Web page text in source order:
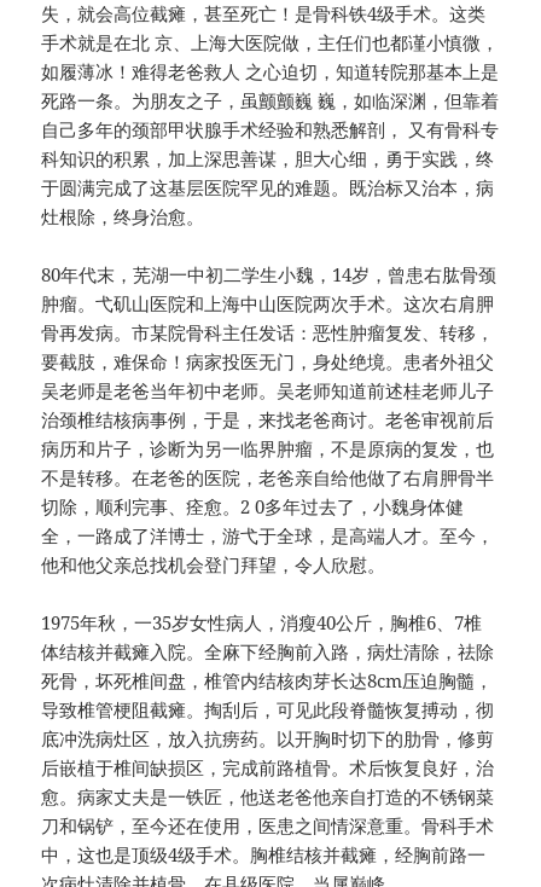
失，就会高位截瘫，甚至死亡！是骨科铁4级手术。这类
手术就是在北 京、上海大医院做，主任们也都谨小慎微，
如履薄冰！难得老爸救人 之心迫切，知道转院那基本上是
死路一条。为朋友之子，虽颤颤巍 巍，如临深渊，但靠着
自己多年的颈部甲状腺手术经验和熟悉解剖， 又有骨科专
科知识的积累，加上深思善谋，胆大心细，勇于实践，终
于圆满完成了这基层医院罕见的难题。既治标又治本，病
灶根除，终身治愈。
80年代末，芜湖一中初二学生小魏，14岁，曾患右肱骨颈
肿瘤。弋矶山医院和上海中山医院两次手术。这次右肩胛
骨再发病。市某院骨科主任发话：恶性肿瘤复发、转移，
要截肢，难保命！病家投医无门，身处绝境。患者外祖父
吴老师是老爸当年初中老师。吴老师知道前述桂老师儿子
治颈椎结核病事例，于是，来找老爸商讨。老爸审视前后
病历和片子，诊断为另一临界肿瘤，不是原病的复发，也
不是转移。在老爸的医院，老爸亲自给他做了右肩胛骨半
切除，顺利完事、痊愈。2 0多年过去了，小魏身体健
全，一路成了洋博士，游弋于全球，是高端人才。至今，
他和他父亲总找机会登门拜望，令人欣慰。
1975年秋，一35岁女性病人，消瘦40公斤，胸椎6、7椎
体结核并截瘫入院。全麻下经胸前入路，病灶清除，祛除
死骨，坏死椎间盘，椎管内结核肉芽长达8cm压迫胸髓，
导致椎管梗阻截瘫。掏刮后，可见此段脊髓恢复搏动，彻
底冲洗病灶区，放入抗痨药。以开胸时切下的肋骨，修剪
后嵌植于椎间缺损区，完成前路植骨。术后恢复良好，治
愈。病家丈夫是一铁匠，他送老爸他亲自打造的不锈钢菜
刀和锅铲，至今还在使用，医患之间情深意重。骨科手术
中，这也是顶级4级手术。胸椎结核并截瘫，经胸前路一